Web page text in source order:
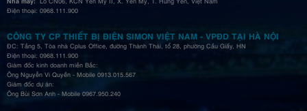
Điện thoại: 0968.111.900
CÔNG TY CP THIẾT BỊ ĐIỆN SIMON VIỆT NAM - VPĐD TẠI HÀ NỘI
ĐC: Tầng 5, Tòa nhà Cplus Office, đường Thành Thái, tổ 28, phường Cầu Giấy, HN
Điện thoại: 0968.111.900
Giám đốc kinh doanh miền Bắc:
Ông Nguyễn Vi Quyền - Mobile 0913.015.567
Giám đốc dự án:
Ông Bùi Sơn Anh - Mobile 0967.950.240